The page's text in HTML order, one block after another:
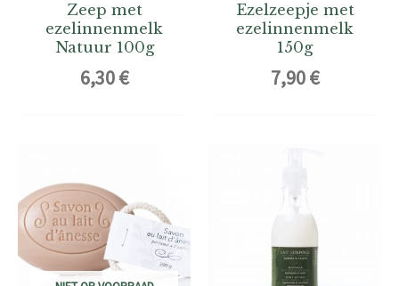
Zeep met
ezelinnenmelk
Natuur 100g
6,30€
Ezelzeepje met
ezelinnenmelk
150g
7,90€